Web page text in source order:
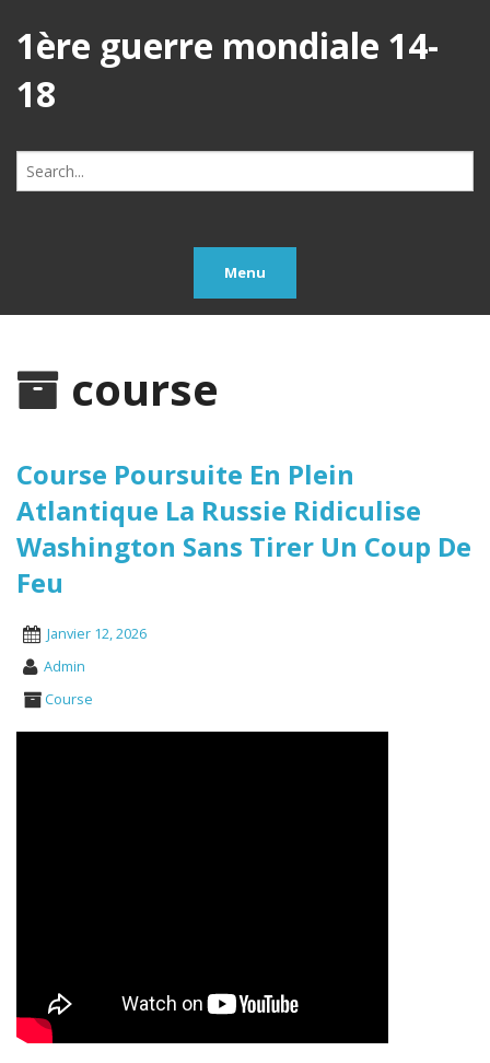
1ère guerre mondiale 14-
18
Search
for:
Menu
course
Course Poursuite En Plein
Atlantique La Russie Ridiculise
Washington Sans Tirer Un Coup De
Feu
Janvier 12, 2026
Admin
Course